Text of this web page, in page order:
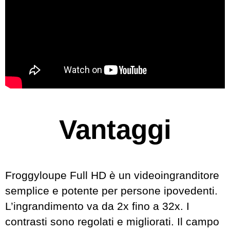
Vantaggi
Froggyloupe Full HD è un videoingranditore
semplice e potente per persone ipovedenti.
L’ingrandimento va da 2x fino a 32x. I
contrasti sono regolati e migliorati. Il campo